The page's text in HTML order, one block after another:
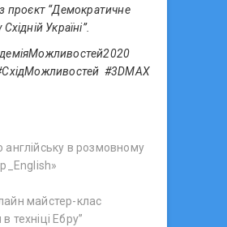
проєкт “Демократичне
Україні”.
#3DMAX
англійську в розмовному
майстер-клас
техніці Ебру”